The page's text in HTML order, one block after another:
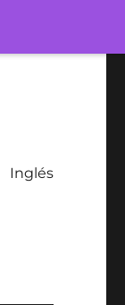
Inglés